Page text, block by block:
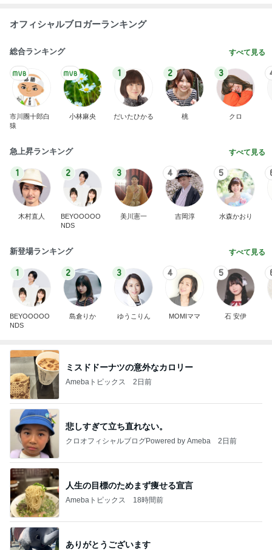
オフィシャルブロガーランキング
総合ランキング すべて見る
市川團十郎白
猿
小林麻央
1
だいたひかる
2
桃
3
クロ
急上昇ランキング すべて見る
1
木村直人
2
BEYOOOOO
NDS
3
美川憲一
4
吉岡淳
5
水森かおり
新登場ランキング すべて見る
1
BEYOOOOO
NDS
2
島倉りか
3
ゆうこりん
4
MOMIママ
5
石 安伊
ミスドドーナツの意外なカロリー
Amebaトピックス 2日前
悲しすぎて立ち直れない。
クロオフィシャルブログPowered by Ameba 2日前
人生の目標のためまず痩せる宣言
Amebaトピックス 18時間前
ありがとうございます